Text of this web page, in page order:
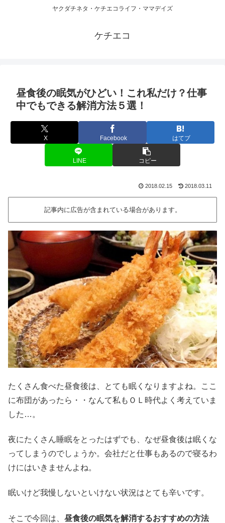
ヤクダチネタ・ケチエコライフ・ママデイズ
ケチエコ
昼食後の眠気がひどい！これ私だけ？仕事
中でもできる解消方法５選！
X Facebook はてブ
LINE コピー
2018.02.15 2018.03.11
記事内に広告が含まれている場合があります。
たくさん食べた昼食後は、とても眠くなりますよね。ここ
に布団があったら・・なんて私もＯＬ時代よく考えていま
した…。
夜にたくさん睡眠をとったはずでも、なぜ昼食後は眠くな
ってしまうのでしょうか。会社だと仕事もあるので寝るわ
けにはいきませんよね。
眠いけど我慢しないといけない状況はとても辛いです。
そこで今回は、 昼食後の眠気を解消するおすすめの方法